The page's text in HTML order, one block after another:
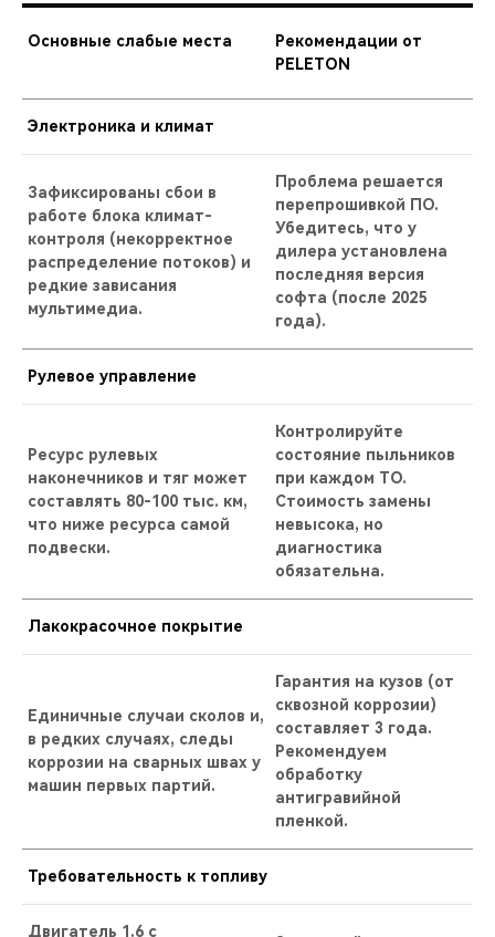
Основные слабые места
Рекомендации от
PELETON
Электроника и климат
Зафиксированы сбои в
работе блока климат-
контроля (некорректное
распределение потоков) и
редкие зависания
мультимедиа.
Проблема решается
перепрошивкой ПО.
Убедитесь, что у
дилера установлена
последняя версия
софта (после 2025
года).
Рулевое управление
Ресурс рулевых
наконечников и тяг может
составлять 80-100 тыс. км,
что ниже ресурса самой
подвески.
Контролируйте
состояние пыльников
при каждом ТО.
Стоимость замены
невысока, но
диагностика
обязательна.
Лакокрасочное покрытие
Единичные случаи сколов и,
в редких случаях, следы
коррозии на сварных швах у
машин первых партий.
Гарантия на кузов (от
сквозной коррозии)
составляет 3 года.
Рекомендуем
обработку
антигравийной
пленкой.
Требовательность к топливу
Двигатель 1.6 с